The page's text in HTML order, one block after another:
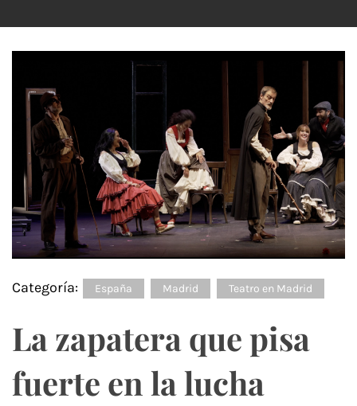
Categoría: España Madrid Teatro en Madrid
La zapatera que pisa
fuerte en la lucha